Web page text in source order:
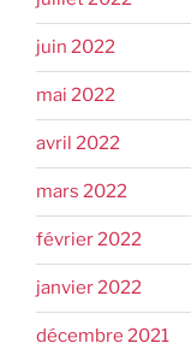
juin 2022
mai 2022
avril 2022
mars 2022
février 2022
janvier 2022
décembre 2021